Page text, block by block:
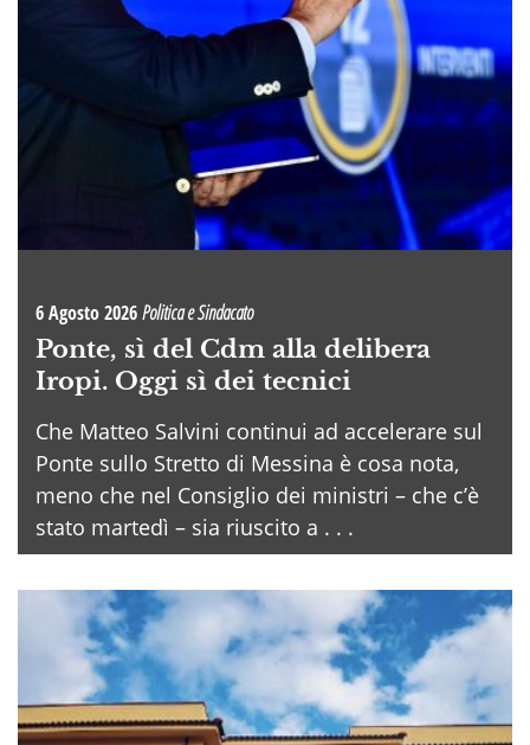
6 Agosto 2026Politica e Sindacato
Ponte, sì del Cdm alla delibera
Iropi. Oggi sì dei tecnici
Che Matteo Salvini continui ad accelerare sul
Ponte sullo Stretto di Messina è cosa nota,
meno che nel Consiglio dei ministri – che c’è
stato martedì – sia riuscito a . . .